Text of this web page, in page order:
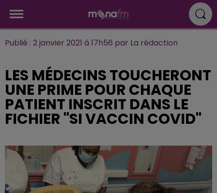
Publié : 2 janvier 2021 à 17h56 par La rédaction
LES MÉDECINS TOUCHERONT
UNE PRIME POUR CHAQUE
PATIENT INSCRIT DANS LE
FICHIER "SI VACCIN COVID"